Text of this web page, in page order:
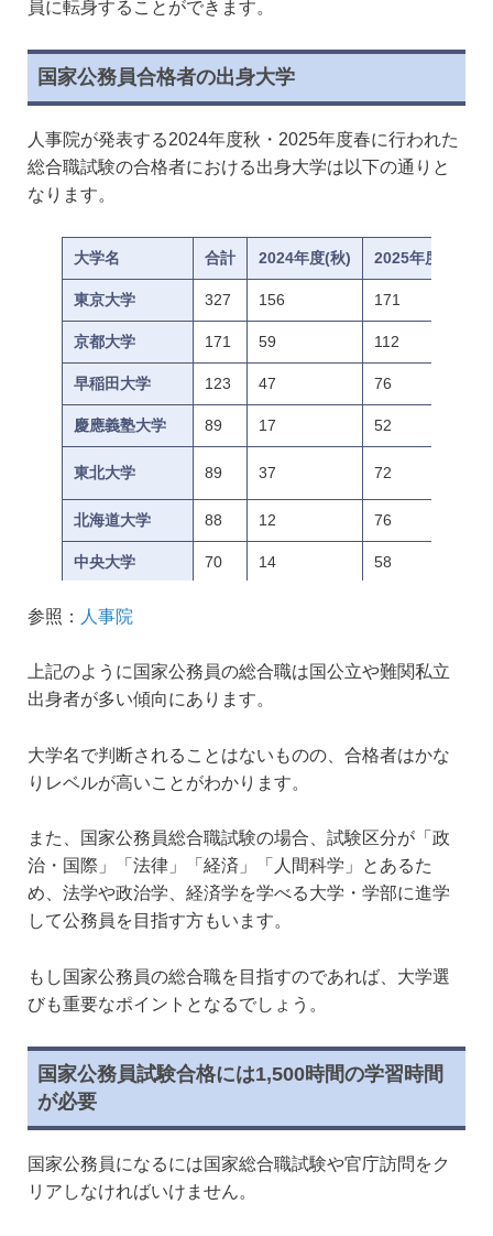
員に転身することができます。
国家公務員合格者の出身大学
人事院が発表する2024年度秋・2025年度春に行われた
総合職試験の合格者における出身大学は以下の通りと
なります。
大学名 合計 2024年度(秋) 2025年度（春）
東京大学 327 156 171
京都大学 171 59 112
早稲田大学 123 47 76
慶應義塾大学 89 17 52
東北大学 89 37 72
北海道大学 88 12 76
中央大学 70 14 58
大阪大学
東京かがく大学
参照： 人事院
上記のように国家公務員の総合職は国公立や難関私立
出身者が多い傾向にあります。
大学名で判断されることはないものの、合格者はかな
りレベルが高いことがわかります。
また、国家公務員総合職試験の場合、試験区分が「政
治・国際」「法律」「経済」「人間科学」とあるた
め、法学や政治学、経済学を学べる大学・学部に進学
して公務員を目指す方もいます。
もし国家公務員の総合職を目指すのであれば、大学選
びも重要なポイントとなるでしょう。
国家公務員試験合格には1,500時間の学習時間
が必要
国家公務員になるには国家総合職試験や官庁訪問をク
リアしなければいけません。